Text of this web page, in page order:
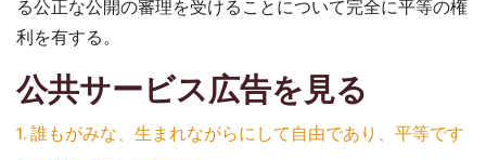
る公正な公開の審理を受けることについて完全に平等の権
利を有する。
公共サービス広告を見る
1. 誰もがみな、生まれながらにして自由であり、平等です